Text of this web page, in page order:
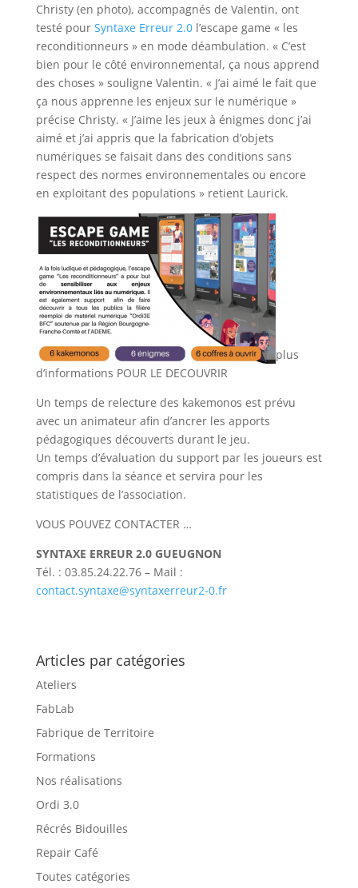
Christy (en photo), accompagnés de Valentin, ont
testé pour Syntaxe Erreur 2.0l’escape game « les
reconditionneurs » en mode déambulation. « C’est
bien pour le côté environnemental, ça nous apprend
des choses » souligne Valentin. « J’ai aimé le fait que
ça nous apprenne les enjeux sur le numérique »
précise Christy. « J’aime les jeux à énigmes donc j’ai
aimé et j’ai appris que la fabrication d’objets
numériques se faisait dans des conditions sans
respect des normes environnementales ou encore
en exploitant des populations » retient Laurick.
plus
d’informations POUR LE DECOUVRIR
Un temps de relecture des kakemonos est prévu
avec un animateur afin d’ancrer les apports
pédagogiques découverts durant le jeu.
Un temps d’évaluation du support par les joueurs est
compris dans la séance et servira pour les
statistiques de l’association.
VOUS POUVEZ CONTACTER …
SYNTAXE ERREUR 2.0 GUEUGNON
Tél. : 03.85.24.22.76 – Mail :
contact.syntaxe@syntaxerreur2-0.fr
Articles par catégories
Ateliers
FabLab
Fabrique de Territoire
Formations
Nos réalisations
Ordi 3.0
Récrés Bidouilles
Repair Café
Toutes catégories